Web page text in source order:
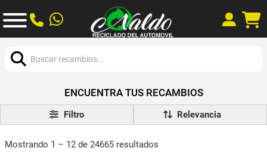
ENCUENTRA TUS RECAMBIOS
Filtro
Mostrando 1 – 12 de 24665 resultados